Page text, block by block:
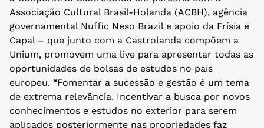
Associação Cultural Brasil-Holanda (ACBH), agência
governamental Nuffic Neso Brazil e apoio da Frísia e
Capal – que junto com a Castrolanda compõem a
Unium, promovem uma live para apresentar todas as
oportunidades de bolsas de estudos no país
europeu. “Fomentar a sucessão e gestão é um tema
de extrema relevância. Incentivar a busca por novos
conhecimentos e estudos no exterior para serem
aplicados posteriormente nas propriedades faz